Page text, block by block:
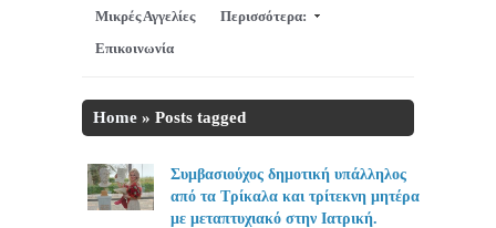
Μικρές Αγγελίες
Περισσότερα:
Επικοινωνία
Home » Posts tagged
Συμβασιούχος δημοτική υπάλληλος
από τα Τρίκαλα και τρίτεκνη μητέρα
με μεταπτυχιακό στην Ιατρική.